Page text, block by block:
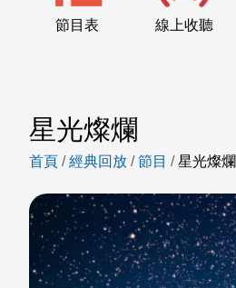
節目表 線上收聽
星光燦爛
首頁 /經典回放 /節目 /星光燦爛